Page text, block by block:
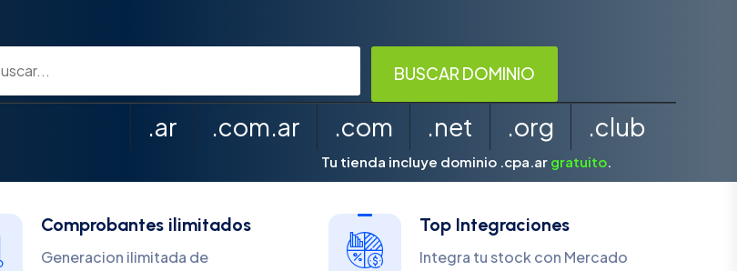
.ar .com.ar .com .net .org .club
Tu tienda incluye dominio .cpa.ar gratuito.
Comprobantes ilimitados
Generacion ilimitada de
Top Integraciones
Integra tu stock con Mercado